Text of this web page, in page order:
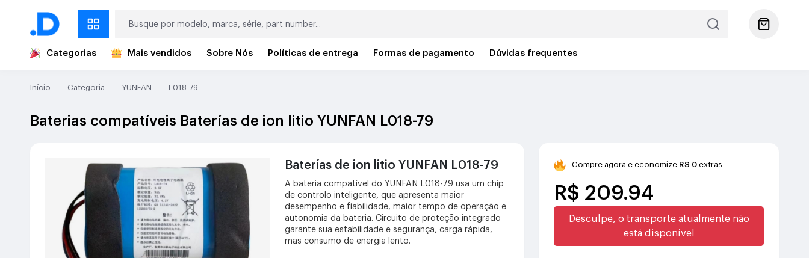
Categorias Mais vendidos Sobre Nós Políticas de entrega Formas de pagamento Dúvidas frequentes
Início Categoria YUNFAN L018-79
Baterias compatíveis Baterías de ion litio YUNFAN L018-79
Baterías de ion litio YUNFAN L018-79
A bateria compatível do YUNFAN L018-79 usa um chip
de controlo inteligente, que apresenta maior
desempenho e fiabilidade, maior tempo de operação e
autonomia da bateria. Circuito de proteção integrado
garante sua estabilidade e segurança, carga rápida,
mas consumo de energia lento.
Compre agora e economize R$ 0extras
R$ 209.94
Desculpe, o transporte atualmente não
está disponível